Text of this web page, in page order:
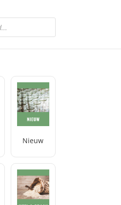
Nieuw